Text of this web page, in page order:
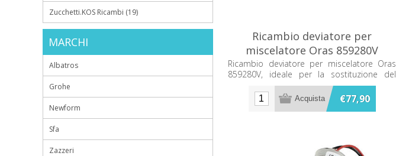
Ricambio deviatore per
miscelatore Oras 859280V
Ricambio deviatore per miscelatore Oras
859280V, ideale per la sostituzione del
componente usurato.
€77,90
Zucchetti.KOS Ricambi (19)
MARCHI
Albatros
Grohe
Newform
Sfa
Zazzeri